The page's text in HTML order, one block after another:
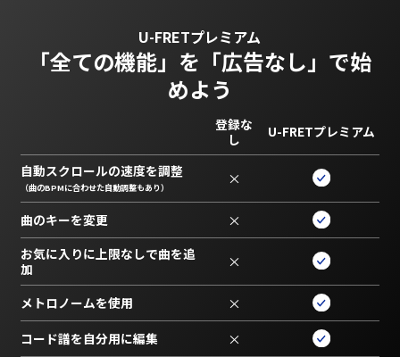
U-FRETプレミアム
「全ての機能」を 「広告なし」で始
めよう
登録な
し
U-FRETプレミアム
自動スクロールの速度を調整
（曲のBPMに合わせた自動調整もあり） ×
曲のキーを変更 ×
お気に入りに上限なしで曲を追
加
×
メトロノームを使用 ×
コード譜を自分用に編集 ×